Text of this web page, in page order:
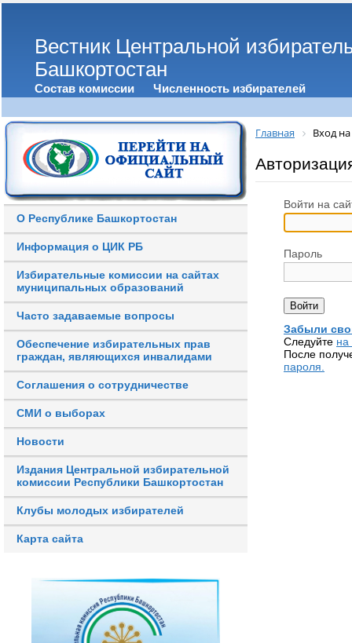
Вестник Центральной
Башкортостан
Состав комиссии Численность избирателей
О Республике Башкортостан
Информация о ЦИК РБ
Избирательные комиссии на сайтах
муниципальных образований
Часто задаваемые вопросы
Обеспечение избирательных прав
граждан, являющихся инвалидами
Соглашения о сотрудничестве
СМИ о выборах
Новости
Издания Центральной избирательной
комиссии Республики Башкортостан
Клубы молодых избирателей
Карта сайта
Главная Вход на
Войти на
Пароль
Забыли
Следуйте на
После
пароля.